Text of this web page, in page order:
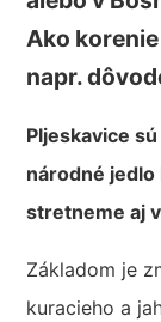
Ako
napr.
Pljeskavice
národné jedlo
stretneme aj
Základom je
kuracieho a